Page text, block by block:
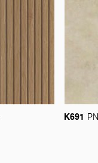
K691 PN